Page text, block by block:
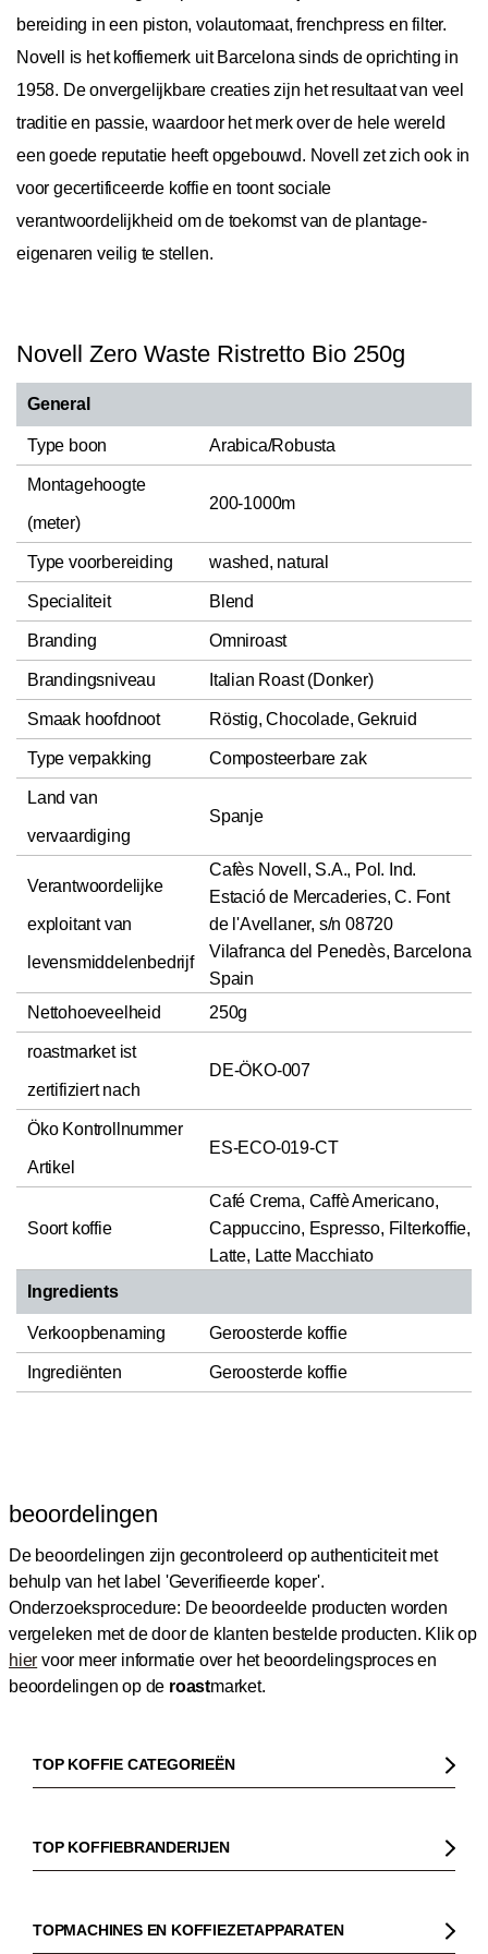
bereiding in een piston, volautomaat, frenchpress en filter.
Novell is het koffiemerk uit Barcelona sinds de oprichting in
1958. De onvergelijkbare creaties zijn het resultaat van veel
traditie en passie, waardoor het merk over de hele wereld
een goede reputatie heeft opgebouwd. Novell zet zich ook in
voor gecertificeerde koffie en toont sociale
verantwoordelijkheid om de toekomst van de plantage-
eigenaren veilig te stellen.
Novell Zero Waste Ristretto Bio 250g
General
Type boon Arabica/Robusta
Montagehoogte
(meter)
200-1000m
Type voorbereiding washed, natural
Specialiteit Blend
Branding Omniroast
Brandingsniveau Italian Roast (Donker)
Smaak hoofdnoot Röstig, Chocolade, Gekruid
Type verpakking Composteerbare zak
Land van
vervaardiging
Spanje
Verantwoordelijke
exploitant van
levensmiddelenbedrijf
Cafès Novell, S.A., Pol. Ind.
Estació de Mercaderies, C. Font
de l'Avellaner, s/n 08720
Vilafranca del Penedès, Barcelona
Spain
Nettohoeveelheid
250g
roastmarket ist
zertifiziert nach
DE-ÖKO-007
Öko Kontrollnummer
Artikel
ES-ECO-019-CT
Soort koffie
Café Crema, Caffè Americano,
Cappuccino, Espresso, Filterkoffie,
Latte, Latte Macchiato
Ingredients
Verkoopbenaming Geroosterde koffie
Ingrediënten Geroosterde koffie
beoordelingen
De beoordelingen zijn gecontroleerd op authenticiteit met
behulp van het label 'Geverifieerde koper'.
Onderzoeksprocedure: De beoordeelde producten worden
vergeleken met de door de klanten bestelde producten. Klik op
hier voor meer informatie over het beoordelingsproces en
beoordelingen op de roastmarket.
TOP KOFFIE CATEGORIEËN
Koffiebonen
Biologische koffie
TOP KOFFIEBRANDERIJEN
Dinzler
TOPMACHINES EN KOFFIEZETAPPARATEN